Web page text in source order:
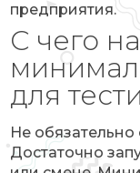
предприятия.
С чего
для
Не обязательно
Достаточно